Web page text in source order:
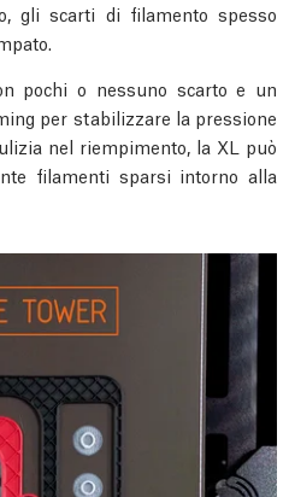
gli scarti di filamento spesso
pochi o nessuno scarto e un
per stabilizzare la pressione
nel riempimento, la XL può
filamenti sparsi intorno alla